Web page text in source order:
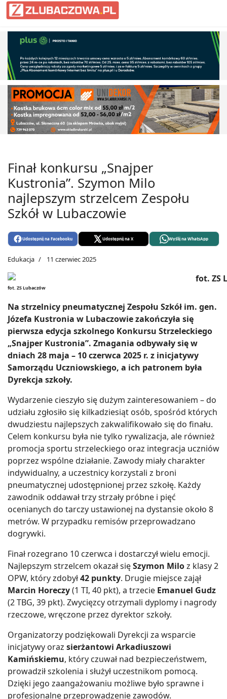
Finał konkursu „Snajper
Kustronia”. Szymon Milo
najlepszym strzelcem Zespołu
Szkół w Lubaczowie
Udostępnij na Facebooku Udostępnij na X Wyślij na WhatsApp
Edukacja 11 czerwiec 2025
fot. ZS Lubaczów
Na strzelnicy pneumatycznej Zespołu Szkół im. gen.
Józefa Kustronia w Lubaczowie zakończyła się
pierwsza edycja szkolnego Konkursu Strzeleckiego
„Snajper Kustronia”. Zmagania odbywały się w
dniach 28 maja – 10 czerwca 2025 r. z inicjatywy
Samorządu Uczniowskiego, a ich patronem była
Dyrekcja szkoły.
Wydarzenie cieszyło się dużym zainteresowaniem – do
udziału zgłosiło się kilkadziesiąt osób, spośród których
dwudziestu najlepszych zakwalifikowało się do finału.
Celem konkursu była nie tylko rywalizacja, ale również
promocja sportu strzeleckiego oraz integracja uczniów
poprzez wspólne działanie. Zawody miały charakter
indywidualny, a uczestnicy korzystali z broni
pneumatycznej udostępnionej przez szkołę. Każdy
zawodnik oddawał trzy strzały próbne i pięć
ocenianych do tarczy ustawionej na dystansie około 8
metrów. W przypadku remisów przeprowadzano
dogrywki.
Finał rozegrano 10 czerwca i dostarczył wielu emocji.
Najlepszym strzelcem okazał sięSzymon Miloz klasy 2
OPW, który zdobył42 punkty. Drugie miejsce zajął
Marcin Horeczy(1 TI, 40 pkt), a trzecie Emanuel Gudz
(2 TBG, 39 pkt). Zwycięzcy otrzymali dyplomy i nagrody
rzeczowe, wręczone przez dyrektor szkoły.
Organizatorzy podziękowali Dyrekcji za wsparcie
inicjatywy oraz sierżantowi Arkadiuszowi
Kamińskiemu, który czuwał nad bezpieczeństwem,
prowadził szkolenia i służył uczestnikom pomocą.
Dzięki jego zaangażowaniu możliwe było sprawne i
profesjonalne przeprowadzenie zawodów.